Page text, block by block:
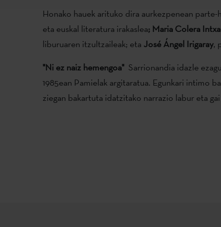
Honako hauek arituko dira aurkezpenean parte-
eta euskal literatura irakaslea; Maria Colera
liburuaren itzultzaileak; eta José Ángel Irigaray,
"Ni ez naiz hemengoa"Sarrionandia idazle
1985ean Pamielak argitaratua. Egunkari intimo
ziegan bakartuta idatzitako narrazio labur eta